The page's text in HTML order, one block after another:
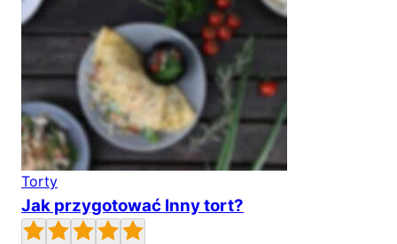
Torty
Jak przygotować Inny tort?